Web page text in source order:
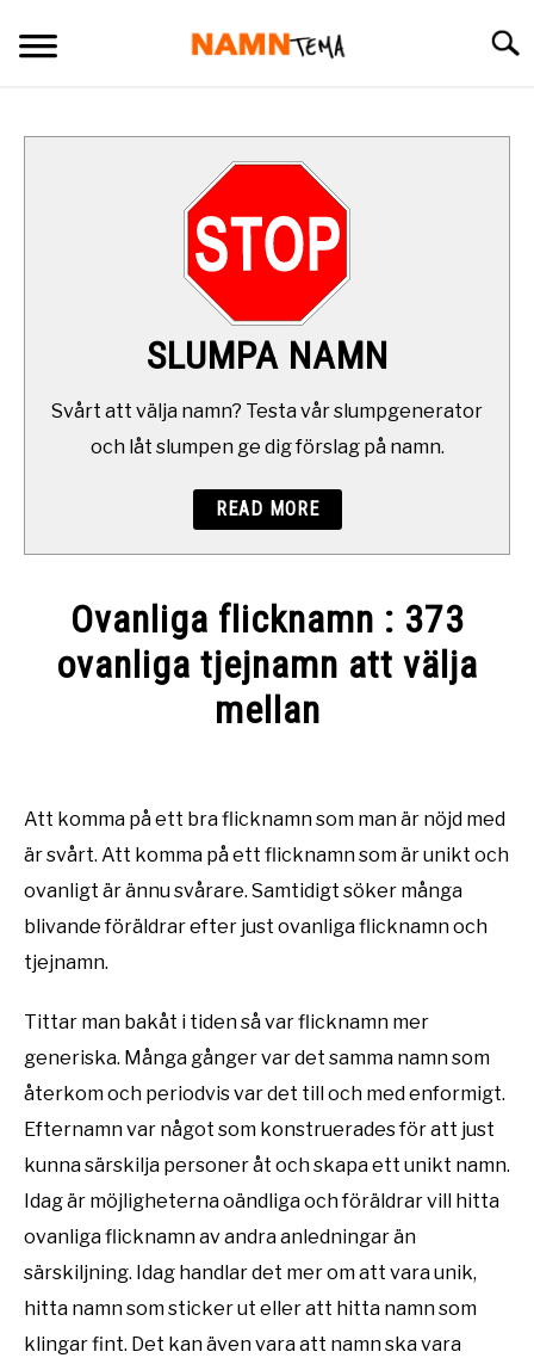
NAMN SOM BÖRJAR PÅ
NAMN I OLIKA LÄNDER
DAGENS NAMNSDAG
SLUMPA NAMN
Svårt att välja namn? Testa vår slumpgenerator
och låt slumpen ge dig förslag på namn.
READ MORE
Ovanliga flicknamn : 373
ovanliga tjejnamn att välja
mellan
in
Ovanliga
Att komma på ett bra flicknamn som man är nöjd med
är svårt. Att komma på ett flicknamn som är unikt och
ovanligt är ännu svårare. Samtidigt söker många
blivande föräldrar efter just ovanliga flicknamn och
tjejnamn.
Tittar man bakåt i tiden så var flicknamn mer
generiska. Många gånger var det samma namn som
återkom och periodvis var det till och med enformigt.
Efternamn var något som konstruerades för att just
kunna särskilja personer åt och skapa ett unikt namn.
Idag är möjligheterna oändliga och föräldrar vill hitta
ovanliga flicknamn av andra anledningar än
särskiljning. Idag handlar det mer om att vara unik,
hitta namn som sticker ut eller att hitta namn som
klingar fint. Det kan även vara att namn ska vara